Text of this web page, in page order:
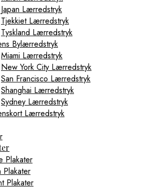
Japan Lærredstryk
Tjekkiet Lærredstryk
Tyskland Lærredstryk
Bylærredstryk
Miami Lærredstryk
New York City Lærredstryk
San Francisco Lærredstryk
Shanghai Lærredstryk
Sydney Lærredstryk
Lærredstryk
Plakater
Plakater
Plakater